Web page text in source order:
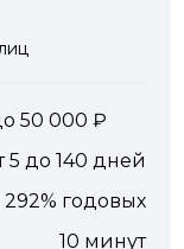
50 000
5 до 140 дней
292% годовых
10 минут